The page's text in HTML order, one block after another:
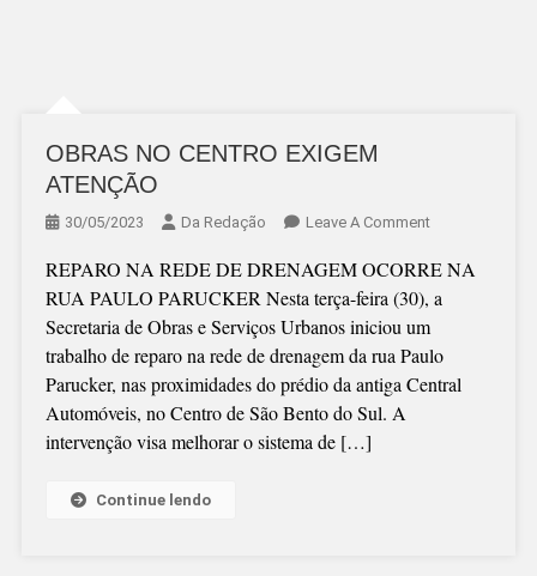
OBRAS NO CENTRO EXIGEM
ATENÇÃO
30/05/2023 Da Redação Leave A CommentOn
NO
CENTRO
EXIGEM
ATENÇÃO
REPARO NA REDE DE DRENAGEM OCORRE NA
RUA PAULO PARUCKER Nesta terça-feira (30), a
Secretaria de Obras e Serviços Urbanos iniciou um
trabalho de reparo na rede de drenagem da rua Paulo
Parucker, nas proximidades do prédio da antiga Central
Automóveis, no Centro de São Bento do Sul. A
intervenção visa melhorar o sistema de […]
Continue lendo